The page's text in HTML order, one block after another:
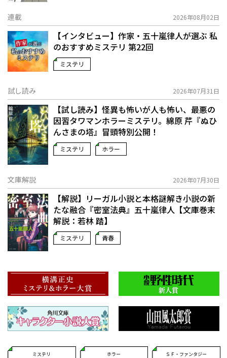
連載 2026年08月02日
【インタビュー】作家・五十嵐律人が選ぶ 私
のおすすめミステリ 第22回
ミステリ
試し読み 2026年07月31日
【試し読み】怪異も怖いが人も怖い、最悪の
因習タワマンホラーミステリ。綿原 芹『ぬひ
んさまの塔』冒頭特別公開！
ミステリ ホラー
文庫解説 2026年07月30日
【解説】リーガル小説と本格謎解き小説の新
たな融合――『密室法典』五十嵐律人【文庫巻末
解説：若林 踏】
ミステリ 青春
ミステリ ホラー ＳＦ・ファンタジー